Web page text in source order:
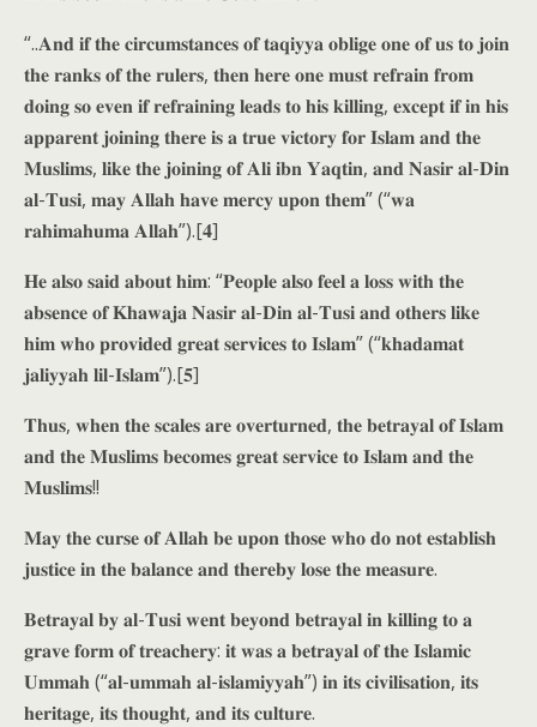
“..𝐀𝐧𝐝 𝐢𝐟 𝐭𝐡𝐞 𝐜𝐢𝐫𝐜𝐮𝐦𝐬𝐭𝐚𝐧𝐜𝐞𝐬 𝐨𝐟 𝐭𝐚𝐪𝐢𝐲𝐲𝐚 𝐨𝐛𝐥𝐢𝐠𝐞 𝐨𝐧𝐞 𝐨𝐟 𝐮𝐬 𝐭𝐨 𝐣𝐨𝐢𝐧
𝐭𝐡𝐞 𝐫𝐚𝐧𝐤𝐬 𝐨𝐟 𝐭𝐡𝐞 𝐫𝐮𝐥𝐞𝐫𝐬, 𝐭𝐡𝐞𝐧 𝐡𝐞𝐫𝐞 𝐨𝐧𝐞 𝐦𝐮𝐬𝐭 𝐫𝐞𝐟𝐫𝐚𝐢𝐧 𝐟𝐫𝐨𝐦
𝐝𝐨𝐢𝐧𝐠 𝐬𝐨 𝐞𝐯𝐞𝐧 𝐢𝐟 𝐫𝐞𝐟𝐫𝐚𝐢𝐧𝐢𝐧𝐠 𝐥𝐞𝐚𝐝𝐬 𝐭𝐨 𝐡𝐢𝐬 𝐤𝐢𝐥𝐥𝐢𝐧𝐠, 𝐞𝐱𝐜𝐞𝐩𝐭 𝐢𝐟 𝐢𝐧 𝐡𝐢𝐬
𝐚𝐩𝐩𝐚𝐫𝐞𝐧𝐭 𝐣𝐨𝐢𝐧𝐢𝐧𝐠 𝐭𝐡𝐞𝐫𝐞 𝐢𝐬 𝐚 𝐭𝐫𝐮𝐞 𝐯𝐢𝐜𝐭𝐨𝐫𝐲 𝐟𝐨𝐫 𝐈𝐬𝐥𝐚𝐦 𝐚𝐧𝐝 𝐭𝐡𝐞
𝐌𝐮𝐬𝐥𝐢𝐦𝐬, 𝐥𝐢𝐤𝐞 𝐭𝐡𝐞 𝐣𝐨𝐢𝐧𝐢𝐧𝐠 𝐨𝐟 𝐀𝐥𝐢 𝐢𝐛𝐧 𝐘𝐚𝐪𝐭𝐢𝐧, 𝐚𝐧𝐝 𝐍𝐚𝐬𝐢𝐫 𝐚𝐥-𝐃𝐢𝐧
𝐚𝐥-𝐓𝐮𝐬𝐢, 𝐦𝐚𝐲 𝐀𝐥𝐥𝐚𝐡 𝐡𝐚𝐯𝐞 𝐦𝐞𝐫𝐜𝐲 𝐮𝐩𝐨𝐧 𝐭𝐡𝐞𝐦” (“𝐰𝐚
𝐫𝐚𝐡𝐢𝐦𝐚𝐡𝐮𝐦𝐚 𝐀𝐥𝐥𝐚𝐡”).[𝟒]
𝐇𝐞 𝐚𝐥𝐬𝐨 𝐬𝐚𝐢𝐝 𝐚𝐛𝐨𝐮𝐭 𝐡𝐢𝐦: “𝐏𝐞𝐨𝐩𝐥𝐞 𝐚𝐥𝐬𝐨 𝐟𝐞𝐞𝐥 𝐚 𝐥𝐨𝐬𝐬 𝐰𝐢𝐭𝐡 𝐭𝐡𝐞
𝐚𝐛𝐬𝐞𝐧𝐜𝐞 𝐨𝐟 𝐊𝐡𝐚𝐰𝐚𝐣𝐚 𝐍𝐚𝐬𝐢𝐫 𝐚𝐥-𝐃𝐢𝐧 𝐚𝐥-𝐓𝐮𝐬𝐢 𝐚𝐧𝐝 𝐨𝐭𝐡𝐞𝐫𝐬 𝐥𝐢𝐤𝐞
𝐡𝐢𝐦 𝐰𝐡𝐨 𝐩𝐫𝐨𝐯𝐢𝐝𝐞𝐝 𝐠𝐫𝐞𝐚𝐭 𝐬𝐞𝐫𝐯𝐢𝐜𝐞𝐬 𝐭𝐨 𝐈𝐬𝐥𝐚𝐦” (“𝐤𝐡𝐚𝐝𝐚𝐦𝐚𝐭
𝐣𝐚𝐥𝐢𝐲𝐲𝐚𝐡 𝐥𝐢𝐥-𝐈𝐬𝐥𝐚𝐦”).[𝟓]
𝐓𝐡𝐮𝐬, 𝐰𝐡𝐞𝐧 𝐭𝐡𝐞 𝐬𝐜𝐚𝐥𝐞𝐬 𝐚𝐫𝐞 𝐨𝐯𝐞𝐫𝐭𝐮𝐫𝐧𝐞𝐝, 𝐭𝐡𝐞 𝐛𝐞𝐭𝐫𝐚𝐲𝐚𝐥 𝐨𝐟 𝐈𝐬𝐥𝐚𝐦
𝐚𝐧𝐝 𝐭𝐡𝐞 𝐌𝐮𝐬𝐥𝐢𝐦𝐬 𝐛𝐞𝐜𝐨𝐦𝐞𝐬 𝐠𝐫𝐞𝐚𝐭 𝐬𝐞𝐫𝐯𝐢𝐜𝐞 𝐭𝐨 𝐈𝐬𝐥𝐚𝐦 𝐚𝐧𝐝 𝐭𝐡𝐞
𝐌𝐮𝐬𝐥𝐢𝐦𝐬!!
𝐌𝐚𝐲 𝐭𝐡𝐞 𝐜𝐮𝐫𝐬𝐞 𝐨𝐟 𝐀𝐥𝐥𝐚𝐡 𝐛𝐞 𝐮𝐩𝐨𝐧 𝐭𝐡𝐨𝐬𝐞 𝐰𝐡𝐨 𝐝𝐨 𝐧𝐨𝐭 𝐞𝐬𝐭𝐚𝐛𝐥𝐢𝐬𝐡
𝐣𝐮𝐬𝐭𝐢𝐜𝐞 𝐢𝐧 𝐭𝐡𝐞 𝐛𝐚𝐥𝐚𝐧𝐜𝐞 𝐚𝐧𝐝 𝐭𝐡𝐞𝐫𝐞𝐛𝐲 𝐥𝐨𝐬𝐞 𝐭𝐡𝐞 𝐦𝐞𝐚𝐬𝐮𝐫𝐞.
𝐁𝐞𝐭𝐫𝐚𝐲𝐚𝐥 𝐛𝐲 𝐚𝐥-𝐓𝐮𝐬𝐢 𝐰𝐞𝐧𝐭 𝐛𝐞𝐲𝐨𝐧𝐝 𝐛𝐞𝐭𝐫𝐚𝐲𝐚𝐥 𝐢𝐧 𝐤𝐢𝐥𝐥𝐢𝐧𝐠 𝐭𝐨 𝐚
𝐠𝐫𝐚𝐯𝐞 𝐟𝐨𝐫𝐦 𝐨𝐟 𝐭𝐫𝐞𝐚𝐜𝐡𝐞𝐫𝐲: 𝐢𝐭 𝐰𝐚𝐬 𝐚 𝐛𝐞𝐭𝐫𝐚𝐲𝐚𝐥 𝐨𝐟 𝐭𝐡𝐞 𝐈𝐬𝐥𝐚𝐦𝐢𝐜
𝐔𝐦𝐦𝐚𝐡 (“𝐚𝐥-𝐮𝐦𝐦𝐚𝐡 𝐚𝐥-𝐢𝐬𝐥𝐚𝐦𝐢𝐲𝐲𝐚𝐡”) 𝐢𝐧 𝐢𝐭𝐬 𝐜𝐢𝐯𝐢𝐥𝐢𝐬𝐚𝐭𝐢𝐨𝐧, 𝐢𝐭𝐬
𝐡𝐞𝐫𝐢𝐭𝐚𝐠𝐞, 𝐢𝐭𝐬 𝐭𝐡𝐨𝐮𝐠𝐡𝐭, 𝐚𝐧𝐝 𝐢𝐭𝐬 𝐜𝐮𝐥𝐭𝐮𝐫𝐞.